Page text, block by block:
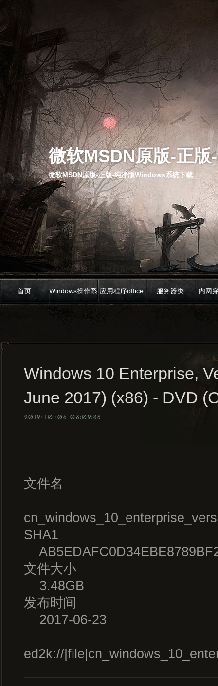
微软MSDN原版-正
微软MSDN原版-正版-纯净版Windows系统下载
首页 Windows操作系 应用程序office 服务器类 内网
Windows 10 Enterprise,
June 2017) (x86) - DVD
2019-10-05 03:09:36
文件名
SHA1
文件大小
3.48GB
发布时间
2017-06-23
ed2k://